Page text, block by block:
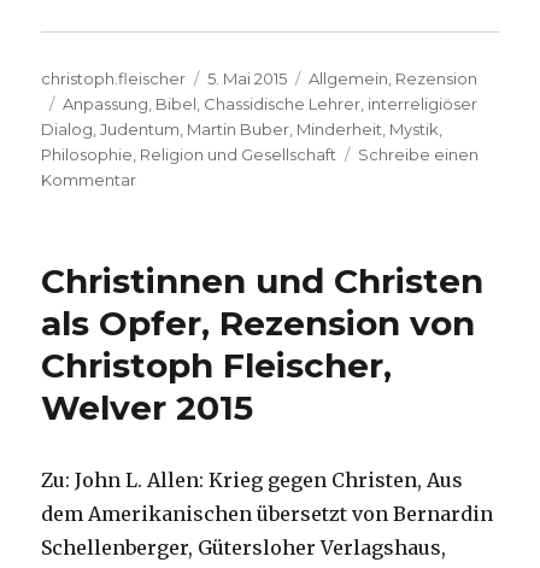
Autor
christoph.fleischer
Veröffentlicht
am
5. Mai 2015 Kategorien
Allgemein, Rezension
Schlagwörter
Anpassung, Bibel, Chassidische Lehrer, interreligiöser
Dialog,Judentum, Martin Buber, Minderheit, Mystik,
Philosophie, Religion und Gesellschaft
Schreibe einen
Kommentarzu
den
interreligiösen
Dialog,
Rezension
von
Christoph
2015
Christinnen und Christen
als Opfer, Rezension von
Christoph Fleischer,
Welver 2015
Zu: John L. Allen: Krieg gegen Christen, Aus
dem Amerikanischen übersetzt von Bernardin
Schellenberger, Gütersloher Verlagshaus,